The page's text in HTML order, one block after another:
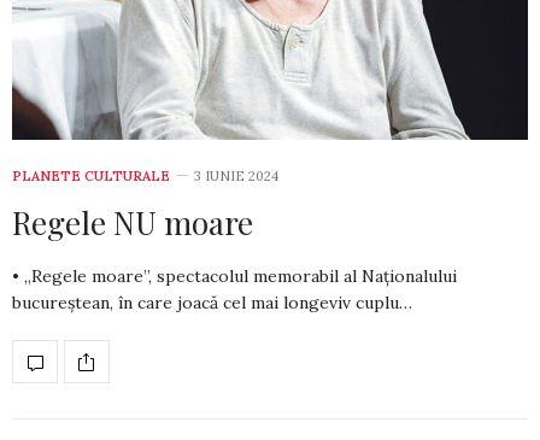
PLANETE CULTURALE 3 IUNIE 2024
Regele NU moare
• „Regele moare”, spectacolul memorabil al Naționalului
bucureștean, în care joacă cel mai longeviv cuplu…